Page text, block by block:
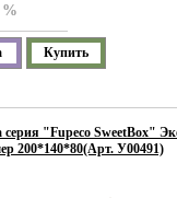
%
Купить
"Fupeco SweetBox"
200*140*80(Арт. У00491)